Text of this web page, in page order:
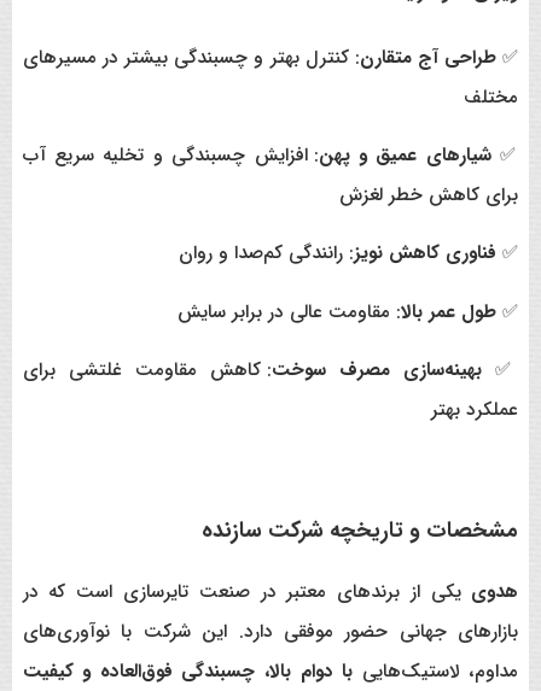
✅ طراحی آج متقارن: کنترل بهتر و چسبندگی بیشتر در مسیرهای
مختلف
✅شیارهای عمیق و پهن: افزایش چسبندگی و تخلیه سریع آب
برای کاهش خطر لغزش
✅ فناوری کاهش نویز: رانندگی کم‌صدا و روان
✅ طول عمر بالا: مقاومت عالی در برابر سایش
✅ بهینه‌سازی مصرف سوخت: کاهش مقاومت غلتشی برای
عملکرد بهتر
مشخصات و تاریخچه شرکت سازنده
هدوی یکی از برندهای معتبر در صنعت تایرسازی است که در
بازارهای جهانی حضور موفقی دارد. این شرکت با نوآوری‌های
مداوم، لاستیک‌هایی با دوام بالا، چسبندگی فوق‌العاده و کیفیت